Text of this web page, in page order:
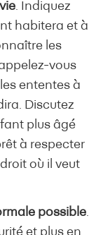
. Indiquez
habitera et à
les
vous
ententes à
Discutez
plus âgé
à respecter
où il veut
possible.